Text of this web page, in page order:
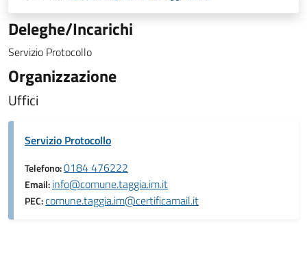
Deleghe/Incarichi
Servizio Protocollo
Organizzazione
Uffici
Servizio Protocollo
Telefono:0184 476222
Email:info@comune.taggia.im.it
PEC:comune.taggia.im@certificamail.it